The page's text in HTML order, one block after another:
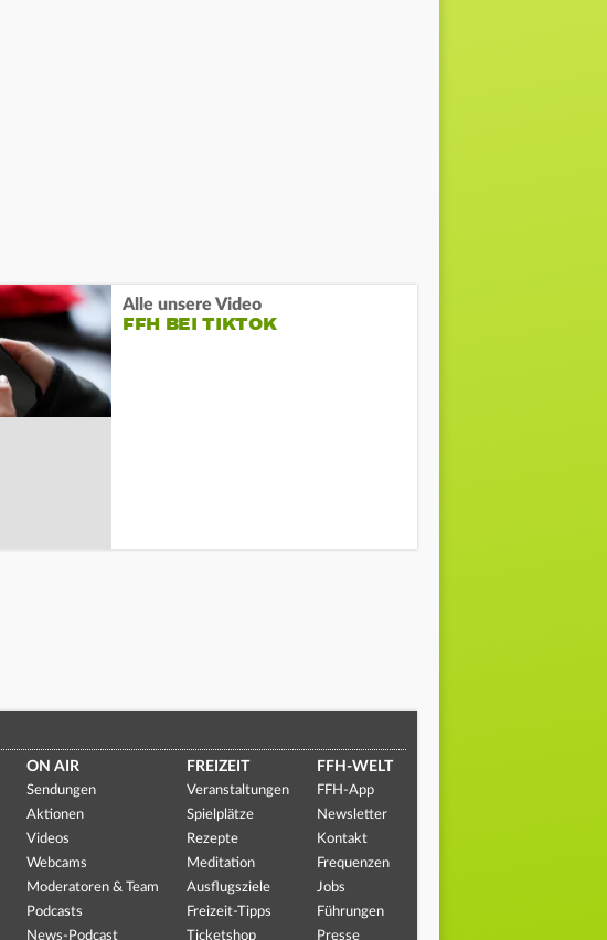
Alle unsere Video
FFH BEI TIKTOK
ON AIR
Sendungen
Aktionen
Videos
Webcams
Moderatoren & Team
Podcasts
News-Podcast
FREIZEIT
Veranstaltungen
Spielplätze
Rezepte
Meditation
Ausflugsziele
Freizeit-Tipps
Ticketshop
FFH-WELT
FFH-App
Newsletter
Kontakt
Frequenzen
Jobs
Führungen
Presse